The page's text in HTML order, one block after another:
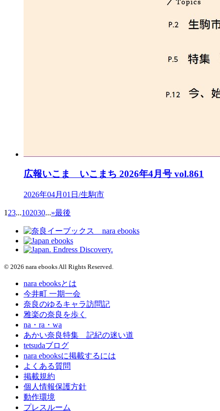
広報いこま いこまち 2026年4月号 vol.861
2026年04月01日/生駒市
1 23...102030...»最後
© 2026 nara ebooks All Rights Reserved.
nara ebooksとは
今井町 一期一会
奈良のゆるキャラ訪問記
雅楽の奈良を歩く
na・ra・wa
あかい奈良特集 記紀の迷い道
tetsudaブログ
nara ebooksに掲載するには
よくある質問
掲載規約
個人情報保護方針
動作環境
プレスルーム